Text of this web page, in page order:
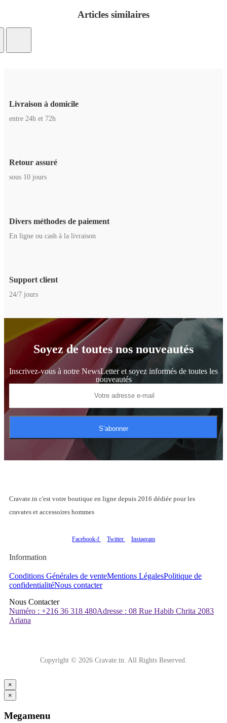
Articles similaires
Livraison à domicile
entre 24h et 72h
Retour assuré
sous 10 jours
Divers méthodes de paiement
En ligne ou cash à la livraison
Support client
24/7 jours
Soyez de toutes nos nouveautés
Inscrivez-vous à notre NewsLetter et soyez informés de toutes les
nouveautés
S’abonner
Cravate.tn c'est votre boutique en ligne depuis 2016 dédiée pour les
cravates et accessoires hommes
Facebook-f Twitter Instagram
Information
Conditions Générales de venteMentions LégalesPolitique de
confidentialitéNous contacter
Nous Contacter
Numéro : +216 36 318 480Adresse : 08 Rue Habib Chrita 2083
Ariana
Copyright © 2026 Cravate.tn. All Rights Reserved.
×
×
Megamenu